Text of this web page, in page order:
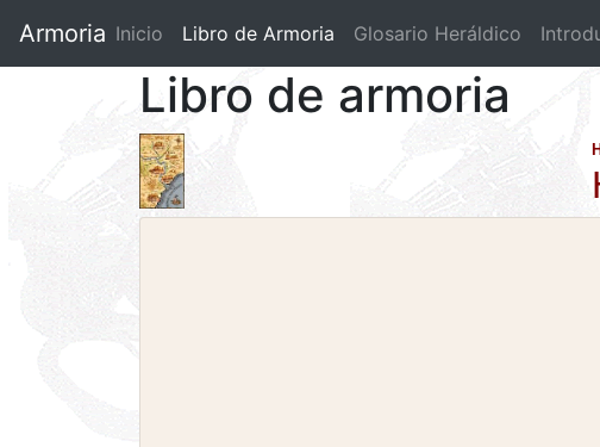
Armoria Inicio Libro de Armoria (current)
Glosario Heráldico
Libro de armoria